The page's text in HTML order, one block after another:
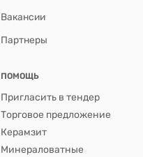
Вакансии
Партнеры
ПОМОЩЬ
Пригласить в тендер
Торговое предложение
Керамзит
Минераловатные